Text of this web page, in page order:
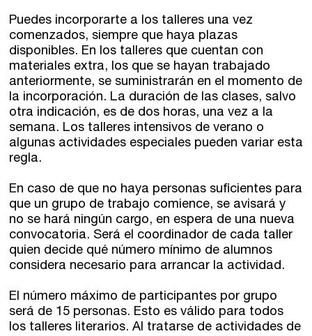
Puedes incorporarte a los talleres una vez
comenzados, siempre que haya plazas
disponibles. En los talleres que cuentan con
materiales extra, los que se hayan trabajado
anteriormente, se suministrarán en el momento de
la incorporación. La duración de las clases, salvo
otra indicación, es de dos horas, una vez a la
semana. Los talleres intensivos de verano o
algunas actividades especiales pueden variar esta
regla.
En caso de que no haya personas suficientes para
que un grupo de trabajo comience, se avisará y
no se hará ningún cargo, en espera de una nueva
convocatoria. Será el coordinador de cada taller
quien decide qué número mínimo de alumnos
considera necesario para arrancar la actividad.
El número máximo de participantes por grupo
será de 15 personas. Esto es válido para todos
los talleres literarios. Al tratarse de actividades de